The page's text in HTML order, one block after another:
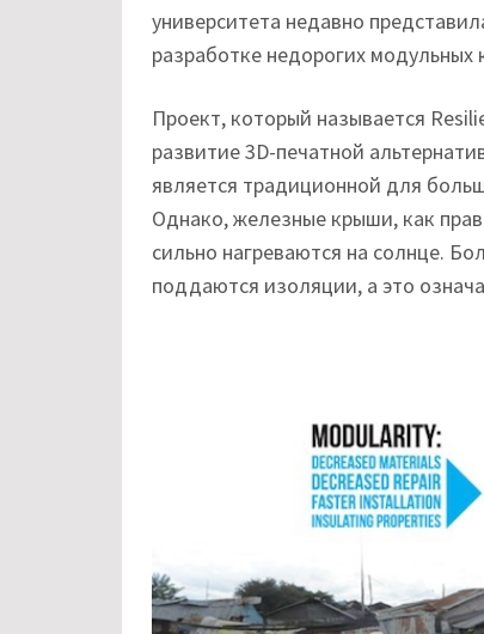
университета недавно
разработке недорогих модульных
Проект, который называется
развитие 3D-печатной
является традиционной для
Однако, железные крыши, как
сильно нагреваются на солнце.
поддаются изоляции, а это